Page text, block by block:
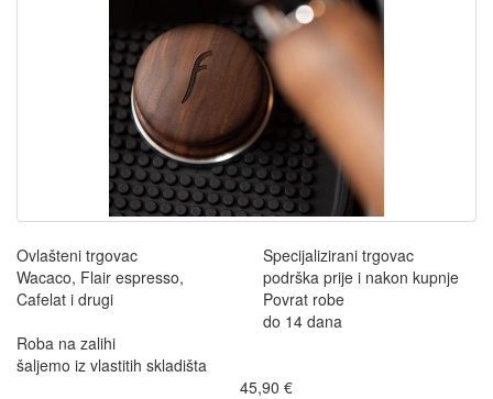
Ovlašteni trgovac
Wacaco, Flair espresso,
Cafelat i drugi
Specijalizirani trgovac
podrška prije i nakon kupnje
Povrat robe
do 14 dana
Roba na zalihi
šaljemo iz vlastitih skladišta
45,90 €